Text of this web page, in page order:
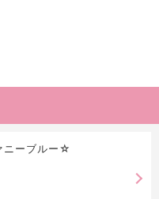
ニーブルー☆